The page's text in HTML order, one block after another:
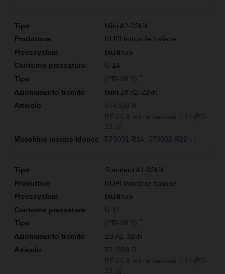
Mini A2-22kN
NUPI Industrie Italiane
Multinupi
U 14
(PR-2B S)
Mini Z8 A2-22kN
574858 R
578001 R14 578002 R22 +1
Standard A1-32kN
NUPI Industrie Italiane
Multinupi
U 14
(PR-2B S)
Z8 A1-32kN
574858 R